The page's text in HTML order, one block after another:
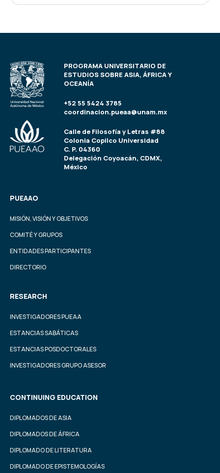
PROGRAMA UNIVERSITARIO DE
ESTUDIOS SOBRE ASIA, ÁFRICA Y
OCEANÍA
+52 55 5424 3785
coordinacion.pueaa@unam.mx
Calle de Filosofía y Letras #88
Colonia Copilco Universidad
C. P. 04360
Delegación Coyoacán, CDMX,
México
PUEAAO
MISIÓN, VISIÓN Y OBJETIVOS
COMITÉ Y GRUPOS
ENTIDADES PARTICIPANTES
DIRECTORIO
RESEARCH
INVESTIGADORES PUEAA
ESTANCIAS SABÁTICAS
ESTANCIAS POSDOCTORALES
INVESTIGADORES GRUPO ASESOR
CONTINUING EDUCATION
DIPLOMADOS DE ASIA
DIPLOMADOS DE ÁFRICA
DIPLOMADO DE LITERATURA
DIPLOMADO DE EPISTEMOLOGÍAS